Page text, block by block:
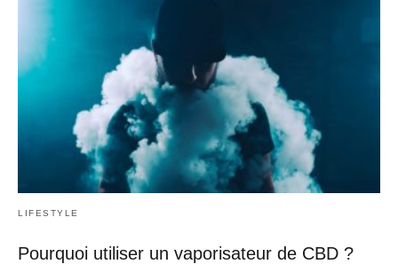
LIFESTYLE
Pourquoi utiliser un vaporisateur de CBD ?